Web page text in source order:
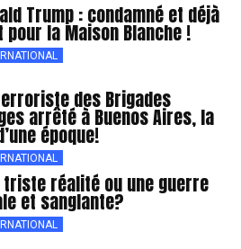
Trump : condamné et déjà
pour la Maison Blanche !
des Brigades
arrêté à Buenos Aires, la
époque!
triste réalité ou une guerre
et sanglante?